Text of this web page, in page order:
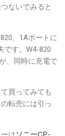
ないでみると
、1Aポートに
です。W4-820
、同時に充電で
買ってみても
転売には引っ